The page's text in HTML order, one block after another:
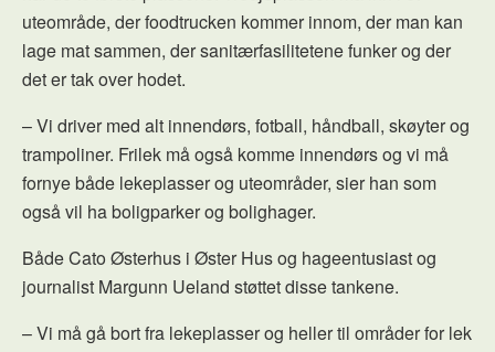
uteområde, der foodtrucken kommer innom, der man kan
lage mat sammen, der sanitærfasilitetene funker og der
det er tak over hodet.
– Vi driver med alt innendørs, fotball, håndball, skøyter og
trampoliner. Frilek må også komme innendørs og vi må
fornye både lekeplasser og uteområder, sier han som
også vil ha boligparker og bolighager.
Både Cato Østerhus i Øster Hus og hageentusiast og
journalist Margunn Ueland støttet disse tankene.
– Vi må gå bort fra lekeplasser og heller til områder for lek